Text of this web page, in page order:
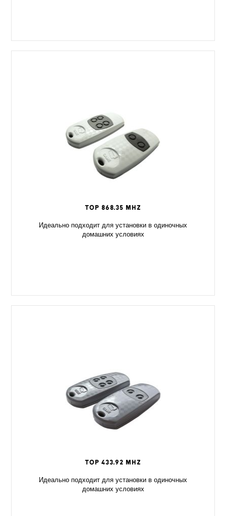
TOP 868.35 MHz
Идеально подходит для установки в одиночных
домашних условиях
TOP 433.92 MHz
Идеально подходит для установки в одиночных
домашних условиях